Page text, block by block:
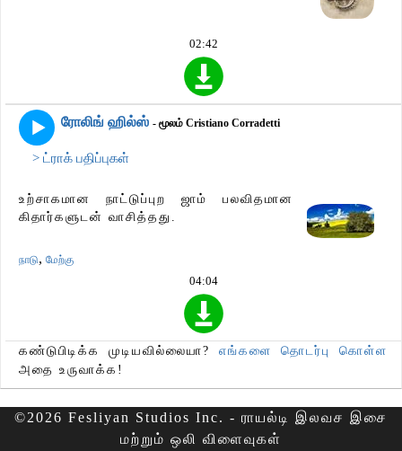
02:42
ரோலிங் ஹில்ஸ் - மூலம் Cristiano Corradetti
> ட்ராக் பதிப்புகள்
உற்சாகமான நாட்டுப்புற ஜாம் பலவிதமான
கிதார்களுடன் வாசித்தது.
நாடு, மேற்கு
04:04
கண்டுபிடிக்க முடியவில்லையா? எங்களை தொடர்பு கொள்ள
அதை உருவாக்க!
©2026 Fesliyan Studios Inc. - ராயல்டி இலவச இசை
மற்றும் ஒலி விளைவுகள்